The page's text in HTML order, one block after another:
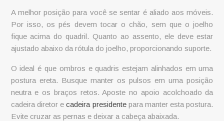
A melhor posição para você se sentar é aliado aos móveis.
Por isso, os pés devem tocar o chão, sem que o joelho
fique acima do quadril. Quanto ao assento, ele deve estar
ajustado abaixo da rótula do joelho, proporcionando suporte.
O ideal é que ombros e quadris estejam alinhados em uma
postura ereta. Busque manter os pulsos em uma posição
neutra e os braços retos. Aposte no apoio acolchoado da
cadeira diretor ecadeira presidentepara manter esta postura.
Evite cruzar as pernas e deixar a cabeça abaixada.